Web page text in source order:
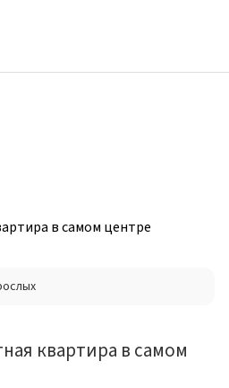
в самом центре
квартира в самом